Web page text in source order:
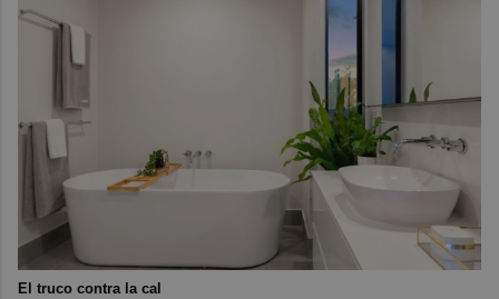
El truco contra la cal